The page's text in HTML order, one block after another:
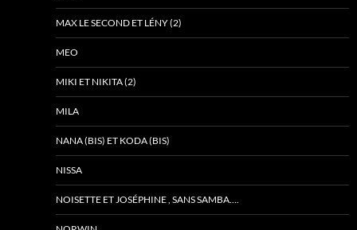
MAX LE SECOND ET LÉNY (2)
MEO
MIKI ET NIKITA (2)
MILA
NANA (BIS) ET KODA (BIS)
NISSA
NOISETTE ET JOSÉPHINE , SANS SAMBA….